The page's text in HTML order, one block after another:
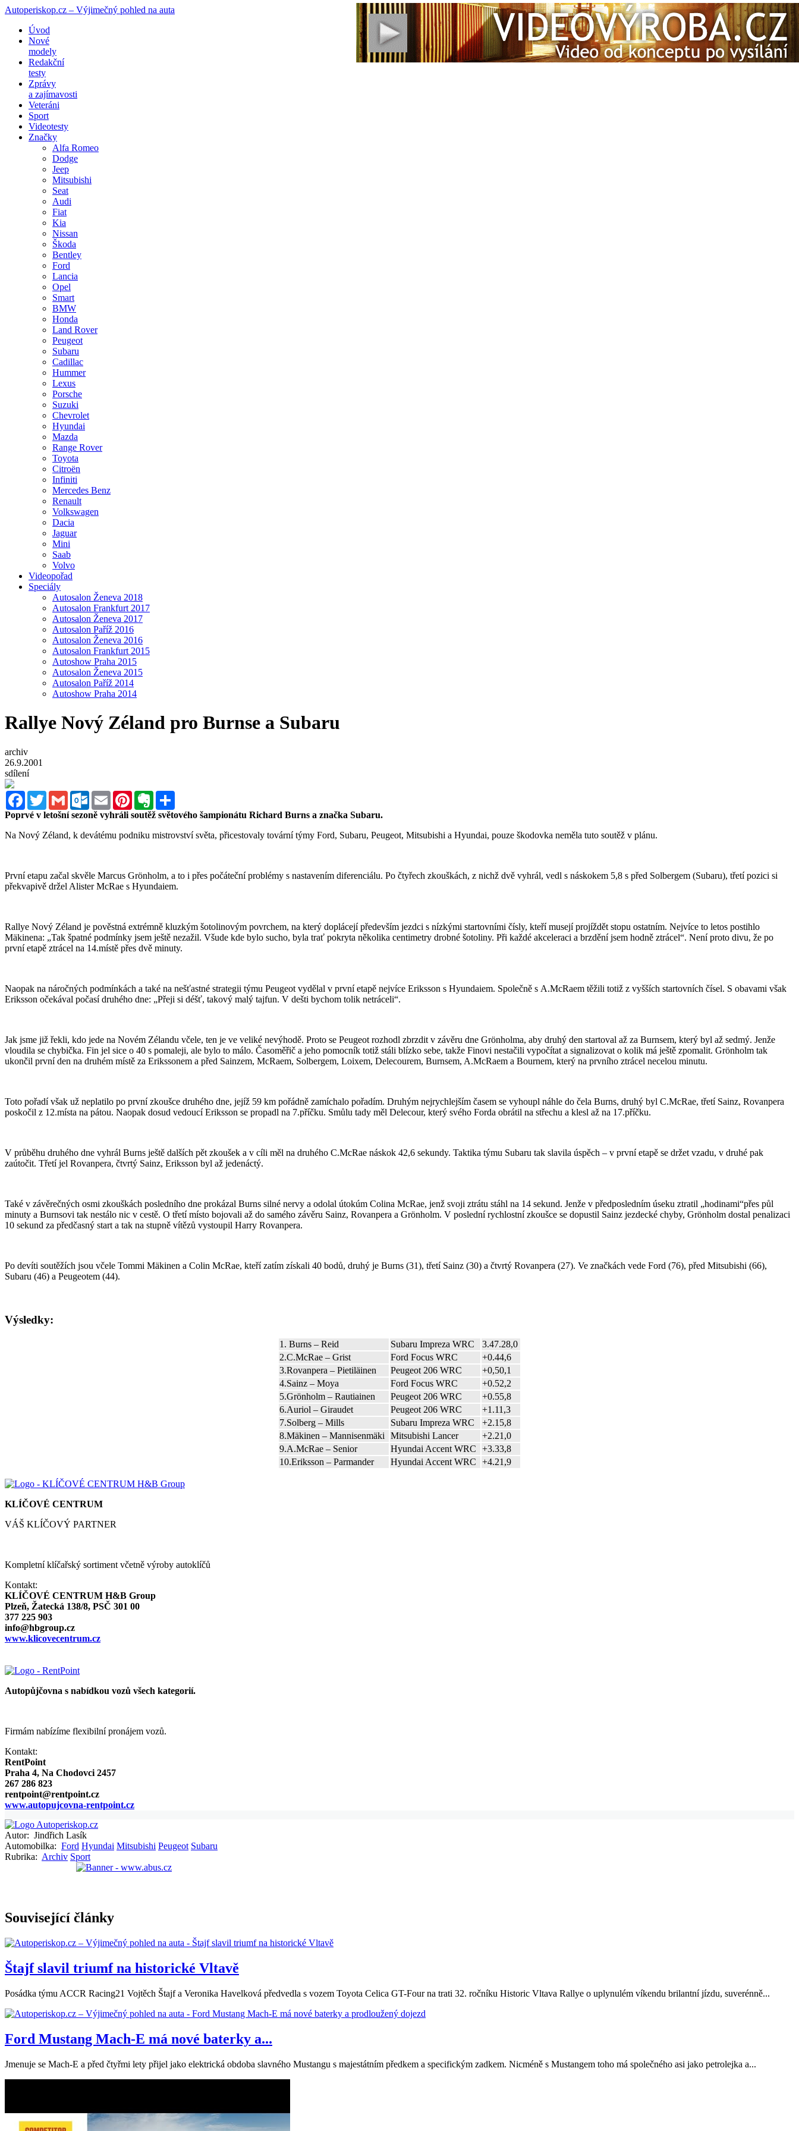
Autoperiskop.cz – Výjimečný pohled na auta
Přejít
obsahu
webu
Úvod
Nové
modely
Redakční
testy
Zprávy
a zajímavosti
Veteráni
Sport
Videotesty
Značky
Alfa Romeo
Dodge
Jeep
Mitsubishi
Seat
Audi
Fiat
Kia
Nissan
Škoda
Bentley
Ford
Lancia
Opel
Smart
BMW
Honda
Land Rover
Peugeot
Subaru
Cadillac
Hummer
Lexus
Porsche
Suzuki
Chevrolet
Hyundai
Mazda
Range Rover
Toyota
Citroën
Infiniti
Mercedes Benz
Renault
Volkswagen
Dacia
Jaguar
Mini
Saab
Volvo
Videopořad
Speciály
Autosalon Ženeva 2018
Autosalon Frankfurt 2017
Autosalon Ženeva 2017
Autosalon Paříž 2016
Autosalon Ženeva 2016
Autosalon Frankfurt 2015
Autoshow Praha 2015
Autosalon Ženeva 2015
Autosalon Paříž 2014
Autoshow Praha 2014
Rallye Nový Zéland pro Burnse a Subaru
archiv
26.9.2001
sdílení
FacebookTwitterGmail Outlook.com
Email PinterestEvernote
Poprvé v letošní sezoně vyhráli soutěž světového šampionátu Richard Burns a značka Subaru.
Na Nový Zéland, k devátému podniku mistrovství světa, přicestovaly tovární týmy Ford, Subaru, Peugeot, Mitsubishi a Hyundai, pouze škodovka neměla tuto soutěž v plánu.
První etapu začal skvěle Marcus Grönholm, a to i přes počáteční problémy s nastavením diferenciálu. Po čtyřech zkouškách, z nichž dvě vyhrál, vedl s náskokem 5,8 s před Solbergem (Subaru), třetí pozici si
překvapivě držel Alister McRae s Hyundaiem.
Rallye Nový Zéland je pověstná extrémně kluzkým šotolinovým povrchem, na který doplácejí především jezdci s nízkými startovními čísly, kteří musejí projíždět stopu ostatním. Nejvíce to letos postihlo
Mäkinena: „Tak špatné podmínky jsem ještě nezažil. Všude kde bylo sucho, byla trať pokryta několika centimetry drobné šotoliny. Při každé akceleraci a brzdění jsem hodně ztrácel“. Není proto divu, že po
první etapě ztrácel na 14.místě přes dvě minuty.
Naopak na náročných podmínkách a také na nešťastné strategii týmu Peugeot vydělal v první etapě nejvíce Eriksson s Hyundaiem. Společně s A.McRaem těžili totiž z vyšších startovních čísel. S obavami však
Eriksson očekával počasí druhého dne: „Přeji si déšť, takový malý tajfun. V dešti bychom tolik netráceli“.
Jak jsme již řekli, kdo jede na Novém Zélandu včele, ten je ve veliké nevýhodě. Proto se Peugeot rozhodl zbrzdit v závěru dne Grönholma, aby druhý den startoval až za Burnsem, který byl až sedmý. Jenže
vloudila se chybička. Fin jel sice o 40 s pomaleji, ale bylo to málo. Časoměřič a jeho pomocník totiž stáli blízko sebe, takže Finovi nestačili vypočítat a signalizovat o kolik má ještě zpomalit. Grönholm tak
ukončil první den na druhém místě za Erikssonem a před Sainzem, McRaem, Solbergem, Loixem, Delecourem, Burnsem, A.McRaem a Bournem, který na prvního ztrácel necelou minutu.
Toto pořadí však už neplatilo po první zkoušce druhého dne, jejíž 59 km pořádně zamíchalo pořadím. Druhým nejrychlejším časem se vyhoupl náhle do čela Burns, druhý byl C.McRae, třetí Sainz, Rovanpera
poskočil z 12.místa na pátou. Naopak dosud vedoucí Eriksson se propadl na 7.příčku. Smůlu tady měl Delecour, který svého Forda obrátil na střechu a klesl až na 17.příčku.
V průběhu druhého dne vyhrál Burns ještě dalších pět zkoušek a v cíli měl na druhého C.McRae náskok 42,6 sekundy. Taktika týmu Subaru tak slavila úspěch – v první etapě se držet vzadu, v druhé pak
zaútočit. Třetí jel Rovanpera, čtvrtý Sainz, Eriksson byl až jedenáctý.
Také v závěrečných osmi zkouškách posledního dne prokázal Burns silné nervy a odolal útokúm Colina McRae, jenž svoji ztrátu stáhl na 14 sekund. Jenže v předposledním úseku ztratil „hodinami“přes půl
minuty a Burnsovi tak nestálo nic v cestě. O třetí místo bojovali až do samého závěru Sainz, Rovanpera a Grönholm. V poslední rychlostní zkoušce se dopustil Sainz jezdecké chyby, Grönholm dostal penalizaci
10 sekund za předčasný start a tak na stupně vítězů vystoupil Harry Rovanpera.
Po devíti soutěžích jsou včele Tommi Mäkinen a Colin McRae, kteří zatím získali 40 bodů, druhý je Burns (31), třetí Sainz (30) a čtvrtý Rovanpera (27). Ve značkách vede Ford (76), před Mitsubishi (66),
Subaru (46) a Peugeotem (44).
Výsledky:
1. Burns – Reid Subaru Impreza WRC
3.47.28,0
2.C.McRae – Grist
Ford Focus WRC
+0.44,6
3.Rovanpera – Pietiläinen
Peugeot 206 WRC
+0,50,1
4.Sainz – Moya
Ford Focus WRC
+0.52,2
5.Grönholm – Rautiainen
Peugeot 206 WRC
+0.55,8
6.Auriol – Giraudet
Peugeot 206 WRC
+1.11,3
7.Solberg – Mills
Subaru Impreza WRC
+2.15,8
8.Mäkinen – Mannisenmäki
Mitsubishi Lancer
+2.21,0
9.A.McRae – Senior
Hyundai Accent WRC
+3.33,8
10.Eriksson – Parmander
Hyundai Accent WRC +4.21,9
KLÍČOVÉ CENTRUM
VÁŠ KLÍČOVÝ PARTNER
Kompletní klíčařský sortiment včetně výroby autoklíčů
Kontakt:
KLÍČOVÉ CENTRUM H&B Group
Plzeň, Žatecká 138/8, PSČ 301 00
377 225 903
info@hbgroup.cz
www.klicovecentrum.cz
Autopůjčovna s nabídkou vozů všech kategorií.
Firmám nabízíme flexibilní pronájem vozů.
Kontakt:
RentPoint
Praha 4, Na Chodovci 2457
267 286 823
rentpoint@rentpoint.cz
www.autopujcovna-rentpoint.cz
Autor: Jindřich Lasík
Automobilka: Ford Hyundai Mitsubishi Peugeot Subaru
Rubrika: Archiv Sport
Související články
Štajf slavil triumf na historické Vltavě
Posádka týmu ACCR Racing21 Vojtěch Štajf a Veronika Havelková předvedla s vozem Toyota Celica GT-Four na trati 32. ročníku Historic Vltava Rallye o uplynulém víkendu brilantní jízdu, suverénně...
Ford Mustang Mach-E má nové baterky a...
Jmenuje se Mach-E a před čtyřmi lety přijel jako elektrická obdoba slavného Mustangu s majestátním předkem a specifickým zadkem. Nicméně s Mustangem toho má společného asi jako petrolejka a...